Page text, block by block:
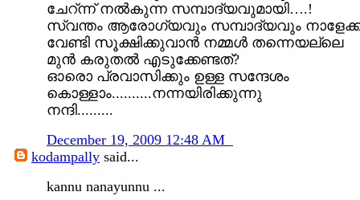
ചേറ്ന്ന് നല്‍കുന്ന സമ്പാദ്യവുമായി….!
സ്വന്തം ആരോഗ്യവും സമ്പാദ്യവും
വേണ്ടി സൂക്ഷിക്കുവാന്‍ നമ്മള്‍ തന്നെയല്ലെ
മുന്‍ കരുതല്‍ എടുക്കേണ്ടത്?
ഓരൊ പ്രവാ‍സിക്കും ഉള്ള സന്ദേശം
കൊള്ളാം..........നന്നയിരിക്കുന്നു
നന്ദി.........
December 19, 2009 12:48 AM
kodampally said...
kannu nanayunnu ...